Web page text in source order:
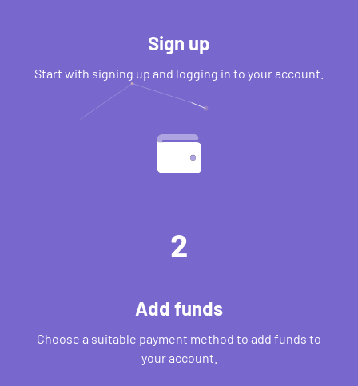
Sign up
Start with signing up and logging in to your account.
2
Add funds
Choose a suitable payment method to add funds to
your account.